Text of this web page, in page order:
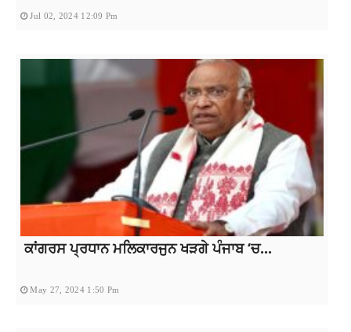
Jul 02, 2024 12:09 Pm
ਕਾਂਗਰਸ ਪ੍ਰਧਾਨ ਮਲਿਕਾਰਜੁਨ ਖੜਗੇ ਪੰਜਾਬ ‘ਚ...
May 27, 2024 1:50 Pm